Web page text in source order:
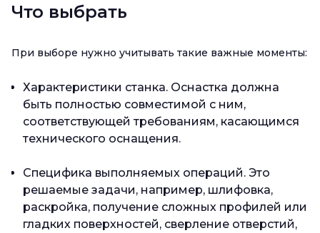
Что выбрать
При выборе нужно учитывать такие важные моменты:
Характеристики станка. Оснастка должна
быть полностью совместимой с ним,
соответствующей требованиям, касающимся
технического оснащения.
Специфика выполняемых операций. Это
решаемые задачи, например, шлифовка,
раскройка, получение сложных профилей или
гладких поверхностей, сверление отверстий,